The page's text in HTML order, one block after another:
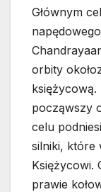
Głównym
orbity
księżycową.
począwszy
celu
silniki, które
Księżycowi.
prawie